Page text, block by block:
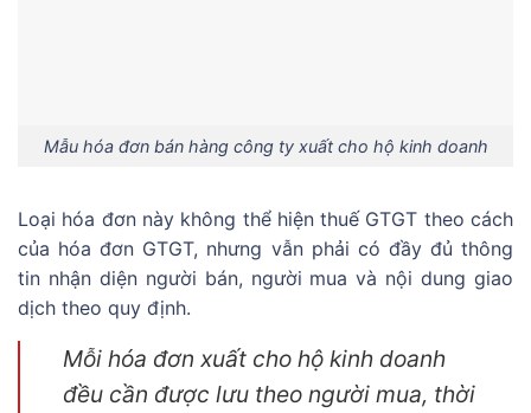
Mẫu hóa đơn bán hàng công ty xuất cho hộ kinh doanh
Loại hóa đơn này không thể hiện thuế GTGT theo cách
của hóa đơn GTGT, nhưng vẫn phải có đầy đủ thông
tin nhận diện người bán, người mua và nội dung giao
dịch theo quy định.
Mỗi hóa đơn xuất cho hộ kinh doanh
đều cần được lưu theo người mua, thời